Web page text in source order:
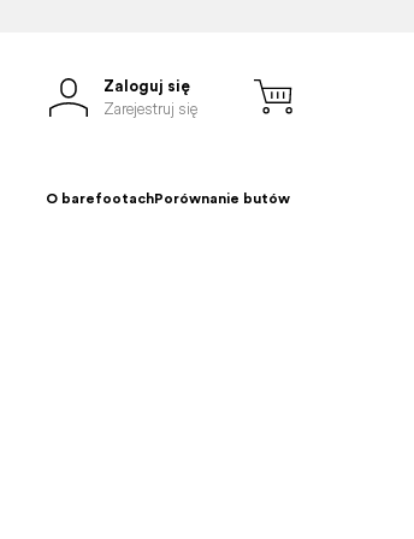
Zaloguj się
Zarejestruj się
O barefootachPorównanie butów